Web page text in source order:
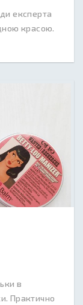
експерта
красою.
в
Практично